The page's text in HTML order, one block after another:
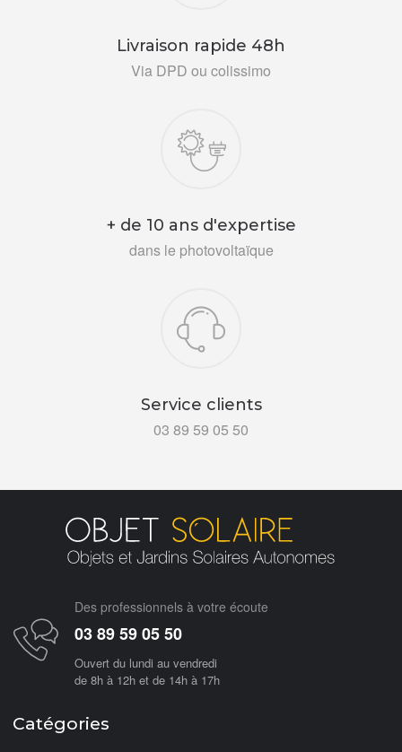
Livraison rapide 48h
Via DPD ou colissimo
+ de 10 ans d'expertise
dans le photovoltaïque
Service clients
03 89 59 05 50
Des professionnels à votre écoute
03 89 59 05 50
Ouvert du lundi au vendredi
de 8h à 12h et de 14h à 17h
Catégories